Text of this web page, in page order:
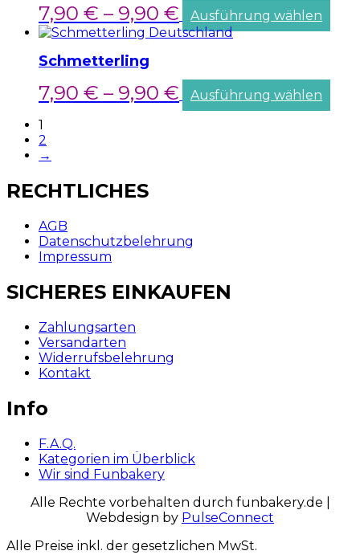
7,90 € – 9,90 € Ausführung wählen
Schmetterling
7,90 € – 9,90 €
Ausführung wählen
1
2
→
RECHTLICHES
AGB
Datenschutzbelehrung
Impressum
SICHERES EINKAUFEN
Zahlungsarten
Versandarten
Widerrufsbelehrung
Kontakt
Info
F.A.Q.
Kategorien im Überblick
Wir sind Funbakery
Alle Rechte vorbehalten durch funbakery.de |
Webdesign by PulseConnect
Alle Preise inkl. der gesetzlichen MwSt.